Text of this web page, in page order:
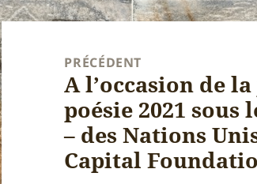
Navigation
de
l’article
PRÉCÉDENT
Article
précédent :
A l’occasion de
poésie 2021
– des Nations
Capital